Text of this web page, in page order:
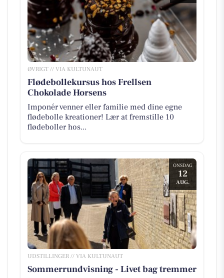
ØVRIGT // VIA KULTUNAUT
Flødebollekursus hos Frellsen
Chokolade Horsens
Imponér venner eller familie med dine egne
flødebolle kreationer! Lær at fremstille 10
flødeboller hos...
ONSDAG
12
AUG.
UDSTILLINGER // VIA KULTUNAUT
Sommerrundvisning - Livet bag tremmer